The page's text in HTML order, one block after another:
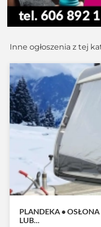
Inne ogłoszenia z tej
PLANDEKA •
LUB...